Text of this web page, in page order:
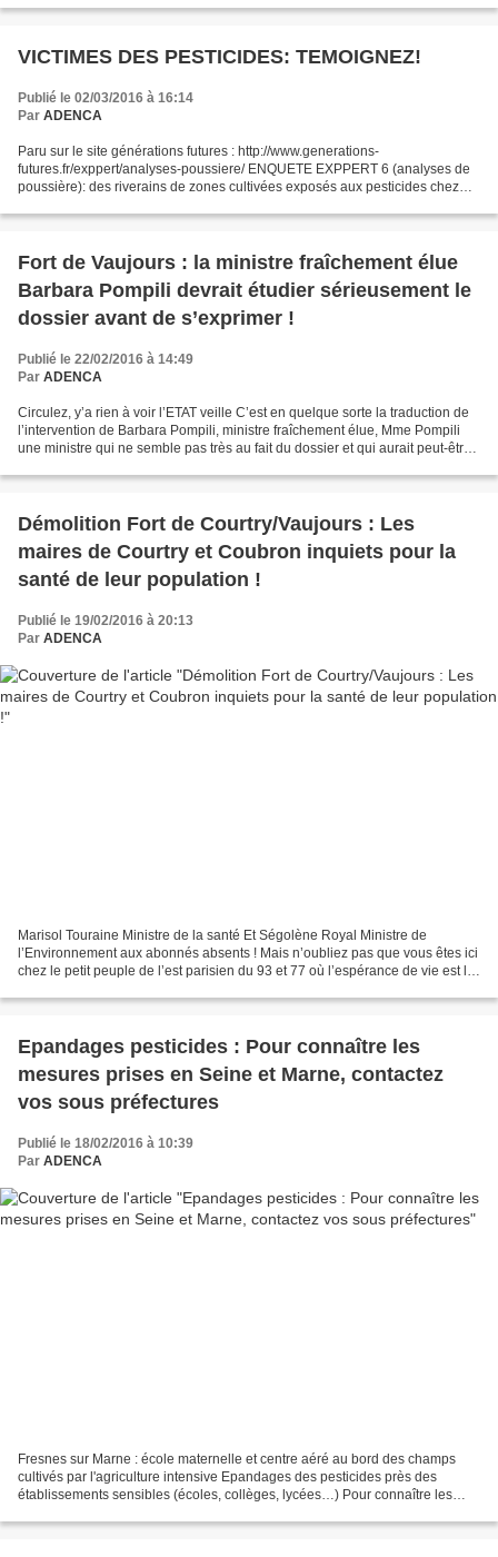
VICTIMES DES PESTICIDES: TEMOIGNEZ!
Publié le 02/03/2016 à 16:14
Par ADENCA
Paru sur le site générations futures : http://www.generations-
futures.fr/exppert/analyses-poussiere/ ENQUETE EXPPERT 6 (analyses de
poussière): des riverains de zones cultivées exposés aux pesticides chez
Fort de Vaujours : la ministre fraîchement élue
Barbara Pompili devrait étudier sérieusement le
dossier avant de s’exprimer !
Publié le 22/02/2016 à 14:49
Par ADENCA
Circulez, y’a rien à voir l’ETAT veille C’est en quelque sorte la traduction de
l’intervention de Barbara Pompili, ministre fraîchement élue, Mme Pompili
une ministre qui ne semble pas très au fait du dossier et qui aurait peut-être
Démolition Fort de Courtry/Vaujours : Les
maires de Courtry et Coubron inquiets pour la
santé de leur population !
Publié le 19/02/2016 à 20:13
Par ADENCA
Marisol Touraine Ministre de la santé Et Ségolène Royal Ministre de
l’Environnement aux abonnés absents ! Mais n’oubliez pas que vous êtes ici
chez le petit peuple de l’est parisien du 93 et 77 où l’espérance de vie est la
Epandages pesticides : Pour connaître les
mesures prises en Seine et Marne, contactez
vos sous préfectures
Publié le 18/02/2016 à 10:39
Par ADENCA
Fresnes sur Marne : école maternelle et centre aéré au bord des champs
cultivés par l'agriculture intensive Epandages des pesticides près des
établissements sensibles (écoles, collèges, lycées…) Pour connaître les